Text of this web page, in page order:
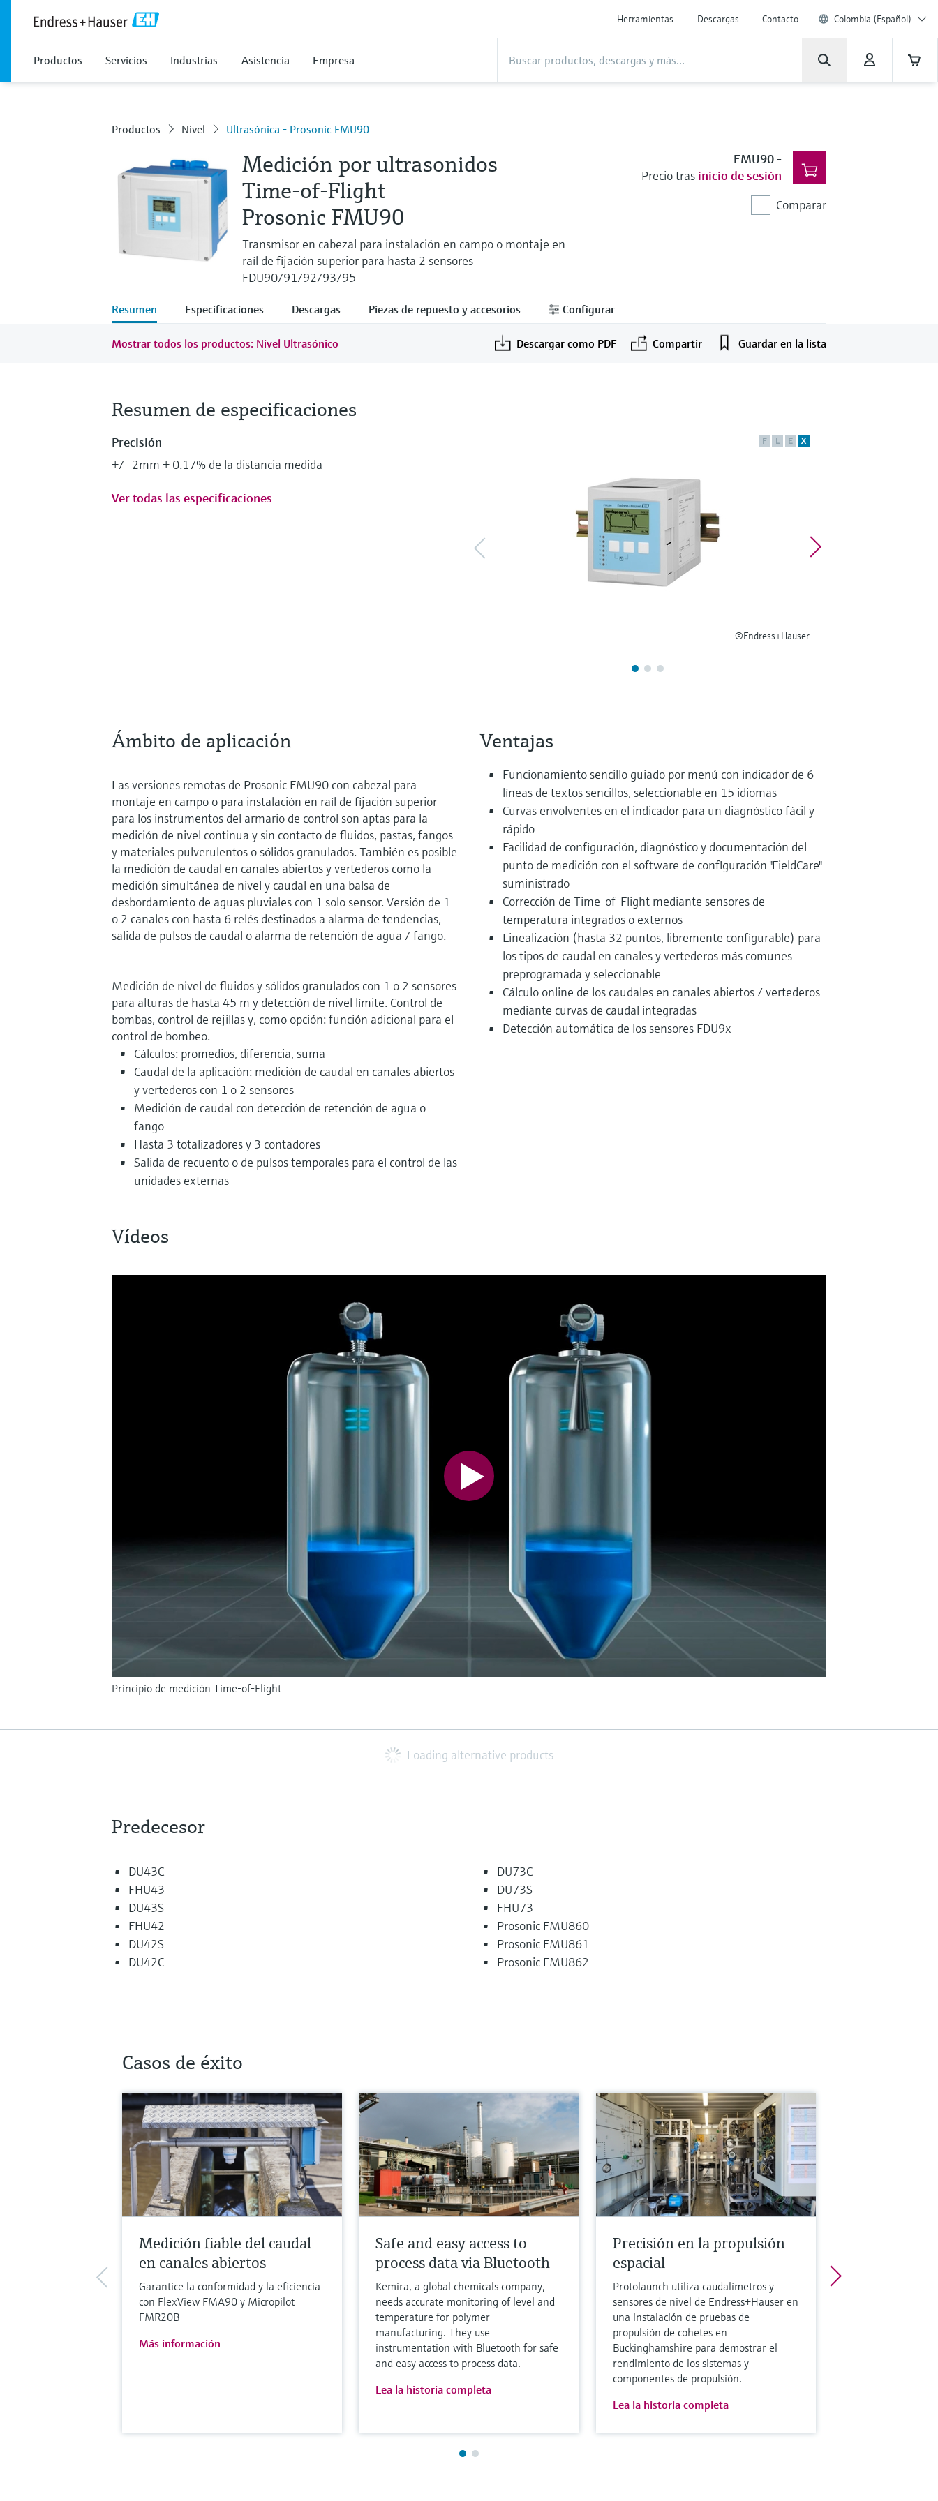
Herramientas Descargas Contacto Colombia (Español)
Productos Servicios Industrias Asistencia Empresa
Productos Nivel Ultrasónica - Prosonic FMU90
Medición por ultrasonidos
Time-of-Flight
Prosonic FMU90
Transmisor en cabezal para instalación en campo o montaje en
raíl de fijación superior para hasta 2 sensores
FDU90/91/92/93/95
FMU90-
Precio tras inicio de sesión
Comparar
Resumen Especificaciones Descargas Piezas de repuesto y accesorios Configurar
Mostrar todos los productos: Nivel Ultrasónico Descargar como PDF Compartir Guardar en la lista
F L E X
©Endress+Hauser
Resumen de especificaciones
Precisión
+/- 2mm + 0.17% de la distancia medida
Ver todas las especificaciones
Ámbito de aplicación
Las versiones remotas de Prosonic FMU90 con cabezal para
montaje en campo o para instalación en raíl de fijación superior
para los instrumentos del armario de control son aptas para la
medición de nivel continua y sin contacto de fluidos, pastas, fangos
y materiales pulverulentos o sólidos granulados. También es posible
la medición de caudal en canales abiertos y vertederos como la
medición simultánea de nivel y caudal en una balsa de
desbordamiento de aguas pluviales con 1 solo sensor. Versión de 1
o 2 canales con hasta 6 relés destinados a alarma de tendencias,
salida de pulsos de caudal o alarma de retención de agua / fango.
Medición de nivel de fluidos y sólidos granulados con 1 o 2 sensores
para alturas de hasta 45 m y detección de nivel límite. Control de
bombas, control de rejillas y, como opción: función adicional para el
control de bombeo.
Cálculos: promedios, diferencia, suma
Caudal de la aplicación: medición de caudal en canales abiertos
y vertederos con 1 o 2 sensores
Medición de caudal con detección de retención de agua o
fango
Hasta 3 totalizadores y 3 contadores
Salida de recuento o de pulsos temporales para el control de las
unidades externas
Ventajas
Funcionamiento sencillo guiado por menú con indicador de 6
líneas de textos sencillos, seleccionable en 15 idiomas
Curvas envolventes en el indicador para un diagnóstico fácil y
rápido
Facilidad de configuración, diagnóstico y documentación del
punto de medición con el software de configuración "FieldCare"
suministrado
Corrección de Time-of-Flight mediante sensores de
temperatura integrados o externos
Linealización (hasta 32 puntos, libremente configurable) para
los tipos de caudal en canales y vertederos más comunes
preprogramada y seleccionable
Cálculo online de los caudales en canales abiertos / vertederos
mediante curvas de caudal integradas
Detección automática de los sensores FDU9x
Vídeos
Principio de medición Time-of-Flight
Loading alternative products
Predecesor
DU43C
FHU43
DU43S
FHU42
DU42S
DU42C
DU73C
DU73S
FHU73
Prosonic FMU860
Prosonic FMU861
Prosonic FMU862
Casos de éxito
Medición fiable del caudal
en canales abiertos
Garantice la conformidad y la eficiencia
con FlexView FMA90 y Micropilot
FMR20B
Más información
Safe and easy access to
process data via Bluetooth
Kemira, a global chemicals company,
needs accurate monitoring of level and
temperature for polymer
manufacturing. They use
instrumentation with Bluetooth for safe
and easy access to process data.
Lea la historia completa
Precisión en la propulsión
espacial
Protolaunch utiliza caudalímetros y
sensores de nivel de Endress+Hauser en
una instalación de pruebas de
propulsión de cohetes en
Buckinghamshire para demostrar el
rendimiento de los sistemas y
componentes de propulsión.
Lea la historia completa